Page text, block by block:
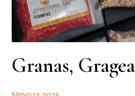
Mayo 13, 2025